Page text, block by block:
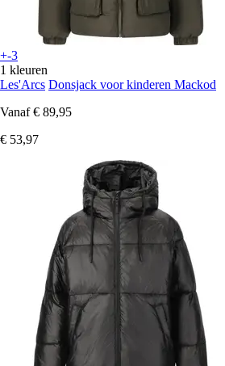
+-3
1 kleuren
Les'Arcs Donsjack voor kinderen Mackod
Vanaf € 89,95
€ 53,97